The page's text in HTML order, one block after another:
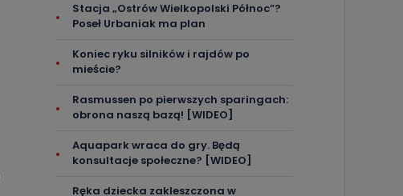
Stacja „Ostrów Wielkopolski Północ”?
Poseł Urbaniak ma plan
Koniec ryku silników i rajdów po
mieście?
Rasmussen po pierwszych sparingach:
obrona naszą bazą! [WIDEO]
Aquapark wraca do gry. Będą
konsultacje społeczne? [WIDEO]
Ręka dziecka zakleszczona w